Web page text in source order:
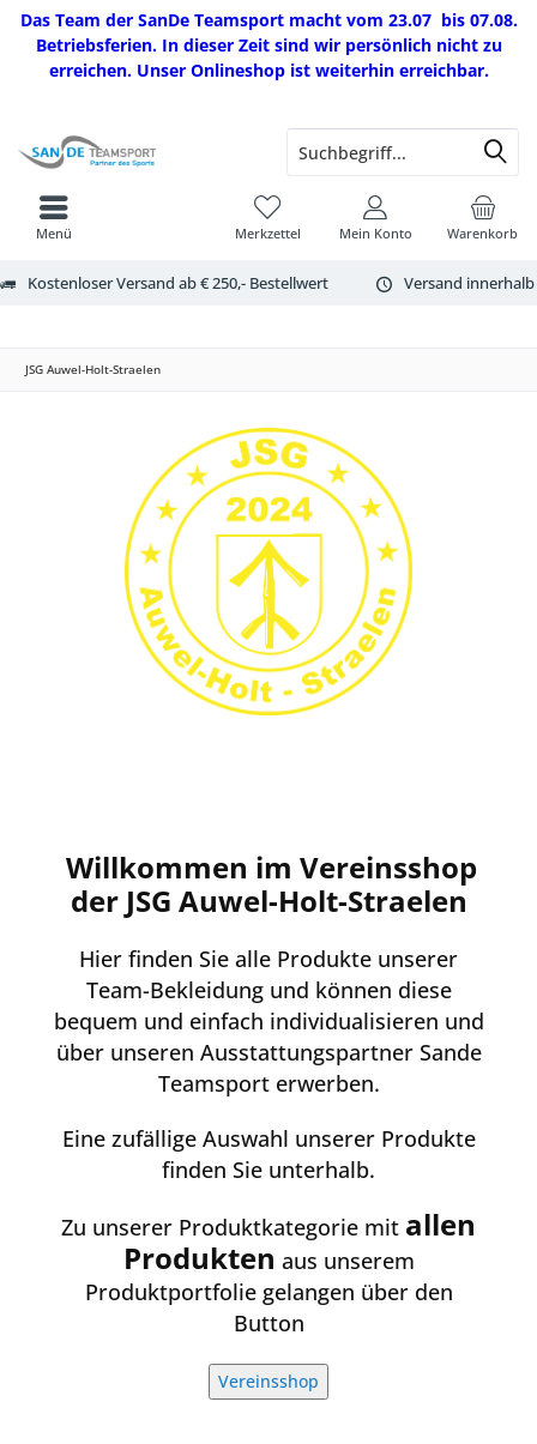
Das Team der SanDe Teamsport macht vom 23.07 bis 07.08.
Betriebsferien. In dieser Zeit sind wir persönlich nicht zu
erreichen. Unser Onlineshop ist weiterhin erreichbar.
Kostenloser Versand ab € 250,- Bestellwert Versand
Warenkorb
Merkzettel Mein Konto
Menü
JSG Auwel-Holt-Straelen
Willkommen im Vereinsshop
der JSG Auwel-Holt-Straelen
Hier finden Sie alle Produkte unserer
Team-Bekleidung und können diese
bequem und einfach individualisieren und
über unseren Ausstattungspartner Sande
Teamsport erwerben.
Eine zufällige Auswahl unserer Produkte
finden Sie unterhalb.
Zu unserer Produktkategorie mit allen
Produkten aus unserem
Produktportfolie gelangen über den
Button
Vereinsshop